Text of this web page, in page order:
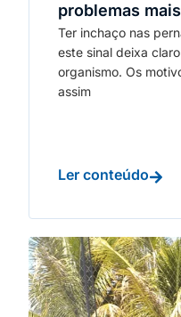
problemas
Ter inchaço nas
este sinal deixa
organismo. Os
assim
Ler conteúdo